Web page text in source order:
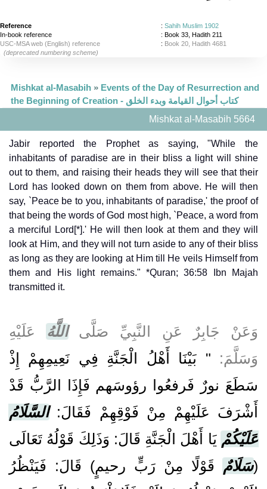
Reference : Sahih Muslim 1902
In-book reference
: Book 33, Hadith 211
USC-MSA web (English) reference
: Book 20, Hadith 4681
(deprecated numbering scheme)
Mishkat al-Masabih » Events of the Day of Resurrection and
the Beginning of Creation - كتاب أحوال القيامة وبدء الخلق
Mishkat al-Masabih 5664
Jabir reported the Prophet as saying, "While the
inhabitants of paradise are in their bliss a light will shine
out to them, and raising their heads they will see that their
Lord has looked down on them from above. He will then
say, `Peace be to you, inhabitants of paradise,' the proof of
that being the words of God most high, `Peace, a word from
a merciful Lord[*].' He will then look at them and they will
look at Him, and they will not turn aside to any of their bliss
as long as they are looking at Him till He veils Himself from
them and His light remains." *Quran; 36:58 Ibn Majah
transmitted it.
وَعَنْ جَابِرٌ عَنِ النَّبِيِّ صَلَّىاللَّهُ عَلَيْهِ
وَسَلَّمَ: " بَيْنَا أَهْلُ الْجَنَّةِ فِي نَعِيمِهِمْ إِذْ
سَطَعَ نورٌ فَرفعُوا رؤوسَهم فَإِذَا الرَّبُّ قَدْ
أَشْرَفَ عَلَيْهِمْ مِنْ فَوْقِهِمْ فَقَالَ:السَّلَامُ
عَلَيْكُمْ يَا أَهْلَ الْجَنَّةِ قَالَ: وَذَلِكَ قَوْلُهُ تَعَالَى
(سَلَامٌ قَوْلًا مِنْ رَبٍّ رحيمٍ) قَالَ: فَيَنْظُرُ